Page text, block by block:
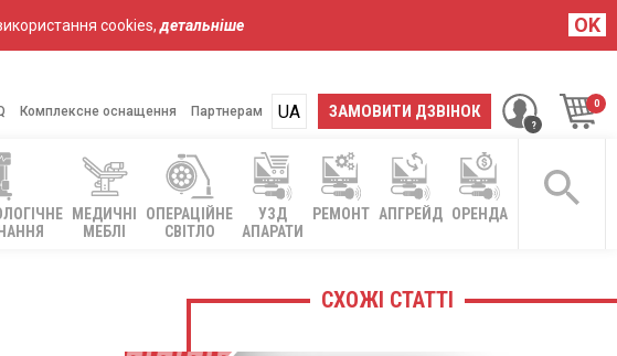
cookies,детальніше OK
Комплексне оснащення Партнерам ЗАМОВИТИ ДЗВІНОК
UA
RU
МЕДИЧНІ
МЕБЛІ
ОПЕРАЦІЙНЕ
СВІТЛО
УЗД
АПАРАТИ
РЕМОНТ АПГРЕЙД ОРЕНДА
СХОЖІ СТАТТІ